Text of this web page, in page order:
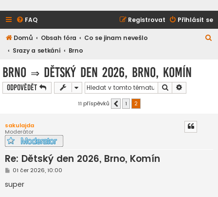
FAQ Přihlásit se
Registrovat
Domů Obsah fóra
Co se jinam nevešlo
Srazy a setkání
Brno
Brno ⇒ Dětský den 2026, Brno, Komín
Odpovědět Hledat
11 příspěvků Předchozí
1 2
sakulajda
Moderátor
Re: Dětský den 2026, Brno, Komín
P
í
s
01 čer 2026, 10:00
super